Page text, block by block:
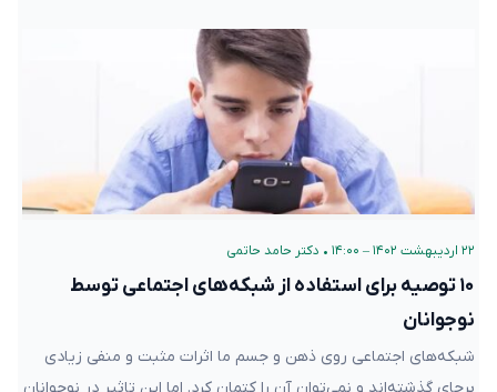
۲۲ اردیبهشت ۱۴۰۲ – ۱۴:۰۰ • دکتر حامد حاتمی
۱۰ توصیه برای استفاده از شبکه‌های اجتماعی توسط
نوجوانان
شبکه‌های اجتماعی روی ذهن و جسم ما اثرات مثبت و منفی زیادی